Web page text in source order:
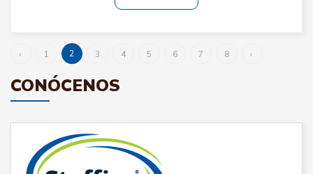
‹ 1 2 3 4 5 6 7 8 ›
CONÓCENOS